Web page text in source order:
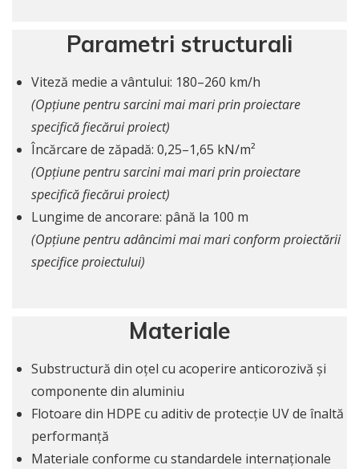
Parametri structurali
Viteză medie a vântului: 180–260 km/h
(Opțiune pentru sarcini mai mari prin proiectare
specifică fiecărui proiect)
Încărcare de zăpadă: 0,25–1,65 kN/m²
(Opțiune pentru sarcini mai mari prin proiectare
specifică fiecărui proiect)
Lungime de ancorare: până la 100 m
(Opțiune pentru adâncimi mai mari conform proiectării
specifice proiectului)
Materiale
Substructură din oțel cu acoperire anticorozivă și
componente din aluminiu
Flotoare din HDPE cu aditiv de protecție UV de înaltă
performanță
Materiale conforme cu standardele internaționale